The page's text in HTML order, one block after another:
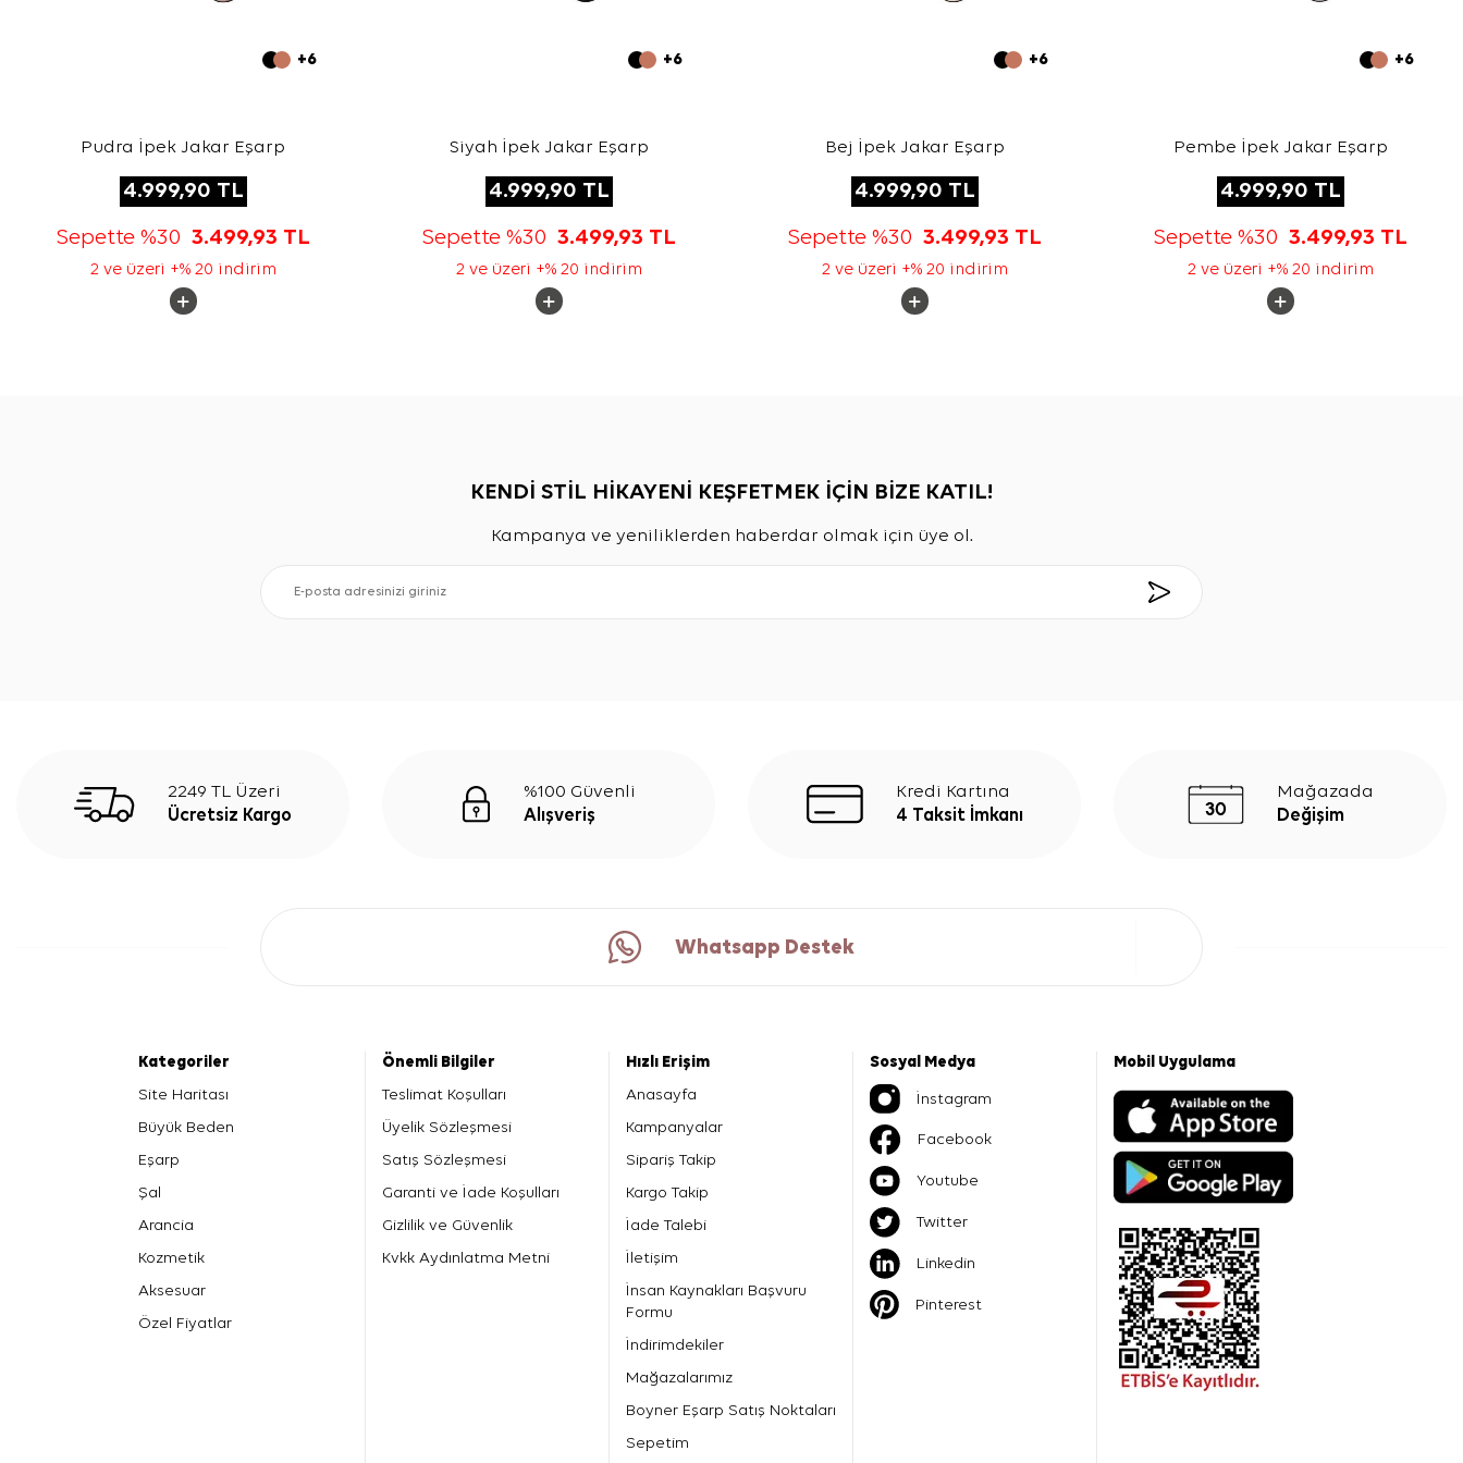
+6
Pudra İpek Jakar Eşarp
4.999,90 TL
Sepette %30 3.499,93 TL
2 ve üzeri +% 20 indirim
+6
Siyah İpek Jakar Eşarp
4.999,90 TL
Sepette %30 3.499,93 TL
2 ve üzeri +% 20 indirim
+6
Bej İpek Jakar Eşarp
4.999,90 TL
Sepette %30 3.499,93 TL
2 ve üzeri +% 20 indirim
+6
Pembe İpek Jakar Eşarp
4.999,90 TL
Sepette %30 3.499,93 TL
2 ve üzeri +% 20 indirim
KENDİ STİL HİKAYENİ KEŞFETMEK İÇİN BİZE KATIL!
Kampanya ve yeniliklerden haberdar olmak için üye ol.
2249 TL Üzeri
Ücretsiz Kargo
%100 Güvenli
Alışveriş
Kredi Kartına
4 Taksit İmkanı
Mağazada
Değişim
Whatsapp Destek
Kategoriler
Site Haritası
Büyük Beden
Eşarp
Şal
Arancia
Kozmetik
Aksesuar
Özel Fiyatlar
Önemli Bilgiler
Teslimat Koşulları
Üyelik Sözleşmesi
Satış Sözleşmesi
Garanti ve İade Koşulları
Gizlilik ve Güvenlik
Kvkk Aydınlatma Metni
Hızlı Erişim
Anasayfa
Kampanyalar
Sipariş Takip
Kargo Takip
İade Talebi
İletişim
İnsan Kaynakları Başvuru
Formu
İndirimdekiler
Mağazalarımız
Boyner Eşarp Satış Noktaları
Sepetim
Sosyal Medya
İnstagram
Facebook
Youtube
Twitter
Linkedin
Pinterest
Mobil Uygulama